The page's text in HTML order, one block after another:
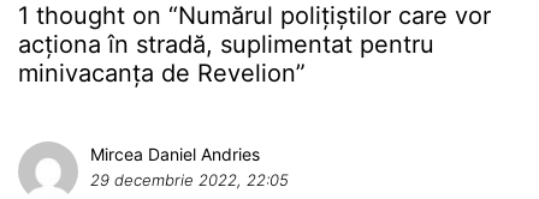
1 thought on “Numărul polițiștilor care vor
acționa în stradă, suplimentat pentru
minivacanța de Revelion”
Mircea Daniel Andries
29 decembrie 2022, 22:05